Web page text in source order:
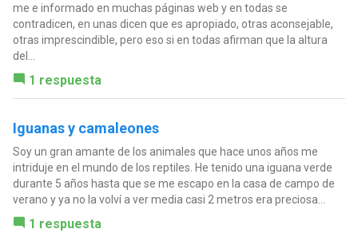
me e informado en muchas páginas web y en todas se
contradicen, en unas dicen que es apropiado, otras aconsejable,
otras imprescindible, pero eso si en todas afirman que la altura
del...
1 respuesta
Iguanas y camaleones
Soy un gran amante de los animales que hace unos años me
intriduje en el mundo de los reptiles. He tenido una iguana verde
durante 5 años hasta que se me escapo en la casa de campo de
verano y ya no la volví a ver media casi 2 metros era preciosa...
1 respuesta